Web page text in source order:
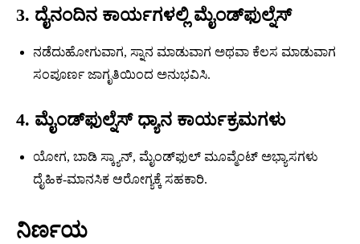
3. ದೈನಂದಿನ ಕಾರ್ಯಗಳಲ್ಲಿ ಮೈಂಡ್‍ಫುಲ್ನೆಸ್
ನಡೆದುಹೋಗುವಾಗ, ಸ್ನಾನ ಮಾಡುವಾಗ ಅಥವಾ ಕೆಲಸ ಮಾಡುವಾಗ
ಸಂಪೂರ್ಣ ಜಾಗೃತಿಯಿಂದ ಅನುಭವಿಸಿ.
4. ಮೈಂಡ್‍ಫುಲ್ನೆಸ್ ಧ್ಯಾನ ಕಾರ್ಯಕ್ರಮಗಳು
ಯೋಗ, ಬಾಡಿ ಸ್ಕ್ಯಾನ್, ಮೈಂಡ್‍ಫುಲ್ ಮೂವ್ಮೆಂಟ್ ಅಭ್ಯಾಸಗಳು
ದೈಹಿಕ-ಮಾನಸಿಕ ಆರೋಗ್ಯಕ್ಕೆ ಸಹಕಾರಿ.
ನಿರ್ಣಯ